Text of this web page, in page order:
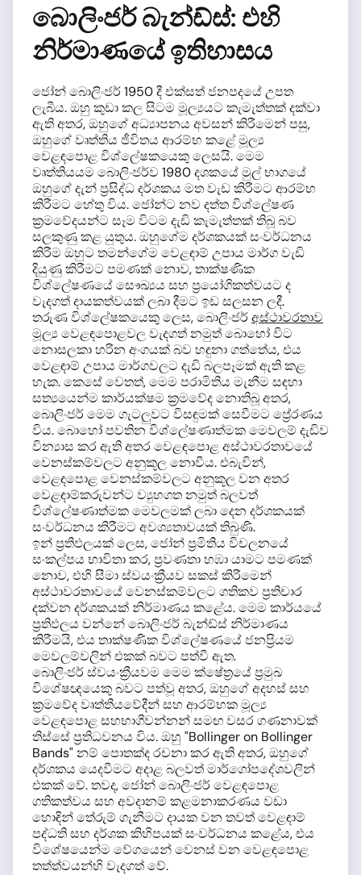
බොලිංජර් බැන්ඩ්ස්: එහි
නිර්මාණයේ ඉතිහාසය
ජෝන් බොලිංජර් 1950 දී එක්සත් ජනපදයේ උපත
ලැබීය. ඔහු කුඩා කල සිටම මූල්‍යයට කැමැත්තක් දක්වා
ඇති අතර, ඔහුගේ අධ්‍යාපනය අවසන් කිරීමෙන් පසු,
ඔහුගේ වෘත්තිය ජීවිතය ආරම්භ කළේ මූල්‍ය
වෙළඳපොළ විශ්ලේෂකයෙකු ලෙසයි. මෙම
වෘත්තියයම බොලිංජර්ව 1980 දශකයේ මුල් භාගයේ
ඔහුගේ දැන් ප්‍රසිද්ධ දර්ශකය මත වැඩ කිරීමට ආරම්භ
කිරීමට හේතු විය. ජෝන්ට නව දත්ත විශ්ලේෂණ
ක්‍රමවේදයන්ට සෑම විටම දැඩි කැමැත්තක් තිබූ බව
සලකුණු කළ යුතුය. ඔහුගේම දර්ශකයක් සංවර්ධනය
කිරීම ඔහුට තමන්ගේම වෙළඳාම් උපාය මාර්ග වැඩි
දියුණු කිරීමට පමණක් නොව, තාක්ෂණික
විශ්ලේෂණයේ සෞඛ්‍යය සහ ප්‍රයෝගිකත්වයට ද
වැදගත් දායකත්වයක් ලබා දීමට ඉඩ සලසන ලදී.
තරුණ විශ්ලේෂකයෙකු ලෙස, බොලිංජර්අස්ථාවරතාව
මූල්‍ය වෙළඳපොළවල වැදගත් නමුත් බොහෝ විට
නොසලකා හරින අංගයක් බව හඳුනා ගත්තේය, එය
වෙළඳාම් උපාය මාර්ගවලට දැඩි බලපෑමක් ඇති කළ
හැක. කෙසේ වෙතත්, මෙම පරාමිතිය මැනීම සඳහා
සත්‍යයෙන්ම කාර්යක්ෂම ක්‍රමවේද නොතිබූ අතර,
බොලිංජර් මෙම ගැටලුවට විසඳුමක් සෙවීමට ප්‍රේරණය
විය. බොහෝ පවතින විශ්ලේෂණාත්මක මෙවලම් දැඩිව
වින්‍යාස කර ඇති අතර වෙළඳපොළ අස්ථාවරතාවයේ
වෙනස්කම්වලට අනුකූල නොවීය. එබැවින්,
වෙළඳපොළ වෙනස්කම්වලට අනුකූල වන අතර
වෙළඳාම්කරුවන්ට ව්‍යුහගත නමුත් බලවත්
විශ්ලේෂණාත්මක මෙවලමක් ලබා දෙන දර්ශකයක්
සංවර්ධනය කිරීමට අවශ්‍යතාවයක් තිබුණි.
ඉන් ප්‍රතිඵලයක් ලෙස, ජෝන් ප්‍රමිතිය විචලනයේ
සංකල්පය භාවිතා කර, ප්‍රවණතා හඹා යාමට පමණක්
නොව, එහි සීමා ස්වයංක්‍රීයව සකස් කිරීමෙන්
අස්ථාවරතාවයේ වෙනස්කම්වලට ගතිකව ප්‍රතිචාර
දක්වන දර්ශකයක් නිර්මාණය කළේය. මෙම කාර්යයේ
ප්‍රතිඵලය වන්නේ බොලිංජර් බැන්ඩ්ස් නිර්මාණය
කිරීමයි, එය තාක්ෂණික විශ්ලේෂණයේ ජනප්‍රියම
මෙවලම්වලින් එකක් බවට පත්වී ඇත.
බොලිංජර් ස්වයංක්‍රීයවම මෙම ක්ෂේත්‍රයේ ප්‍රමුඛ
විශේෂඥයෙකු බවට පත්වූ අතර, ඔහුගේ අදහස් සහ
ක්‍රමවේද වෘත්තීයවේදීන් සහ ආරම්භක මූල්‍ය
වෙළඳපොළ සහභාගීවන්නන් සමඟ වසර ගණනාවක්
තිස්සේ ප්‍රතිධවනය විය. ඔහු "Bollinger on Bollinger
Bands" නම් පොතක්ද රචනා කර ඇති අතර, ඔහුගේ
දර්ශකය යෙදවීමට අදාළ බලවත් මාර්ගෝපදේශවලින්
එකක් වේ. තවද, ජෝන් බොලිංජර් වෙළඳපොළ
ගතිකත්වය සහ අවදානම් කළමනාකරණය වඩා
හොඳින් තේරුම් ගැනීමට දායක වන තවත් වෙළඳාම්
පද්ධති සහ දර්ශක කිහිපයක් සංවර්ධනය කළේය, එය
විශේෂයෙන්ම වේගයෙන් වෙනස් වන වෙළඳපොළ
තත්ත්වයන්හි වැදගත් වේ.